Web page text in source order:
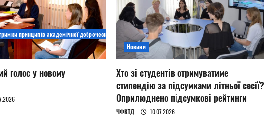
принципів академічної доброчесності
голос у новому
Новини
Хто зі студентів отримуватиме
стипендію за підсумками літньої сесії?
Оприлюднено підсумкові рейтинги
ЧФКТД 10.07.2026